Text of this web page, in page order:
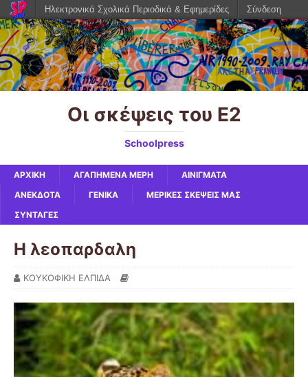
Οι σκέψεις του Ε2
Schoolpress
ΑΡΧΙΚΉ ΑΓΑΠΗΜΈΝΑ ΜΈΡΗ
ΑΙΝΊΓΜΑΤΑ
ΑΝΈΚΔΟΤΑ
ΓΕΝΙΚΆ
ΜΕΡΙΚΈΣ ΣΚΈΨΕΙΣ ΜΑΣ
ΣΥΝΤΑΓΈΣ
H λεοπαρδαλη
ΚΟΥΚΟΦΙΚΗ ΕΛΠΙΔΑ
Ηλεκτρονικά Σχολικά Περιοδικά & Εφημερίδες Σύνδεση